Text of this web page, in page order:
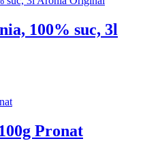
100% suc, 3l
Pronat